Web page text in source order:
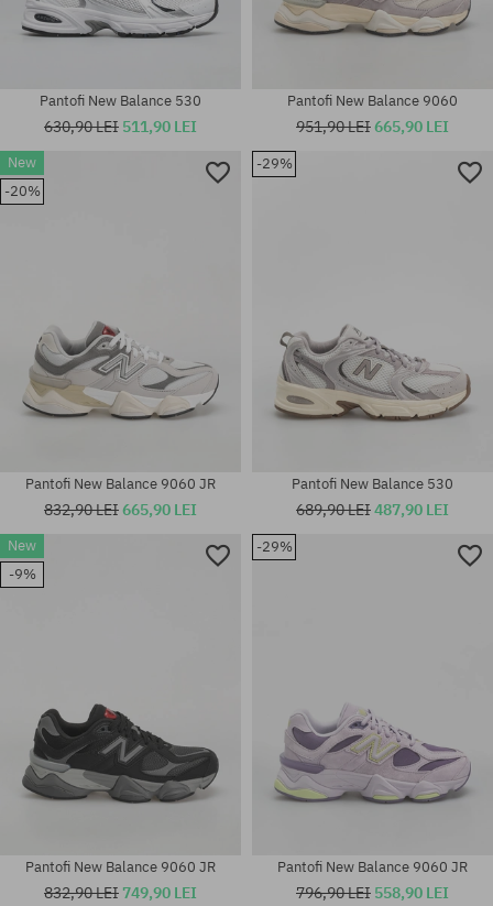
Mărimi existente:
37; 37.5; 38; 39.5; 40; 40.5;
Mărimi existente:
Mărimi existente:
36; 37; 37.5; 38; 38.5; 39.5; 40;
Pantofi New Balance 530
630,90 LEI 511,90 LEI
Pantofi New Balance 9060
951,90 LEI665,90 LEI
New
-20%
Pantofi New Balance 9060 JR
832,90 LEI665,90 LEI
-29%
Pantofi New Balance 530
689,90 LEI487,90 LEI
New
-9%
Pantofi New Balance 9060 JR
832,90 LEI 749,90 LEI
-29%
Pantofi New Balance 9060 JR
796,90 LEI 558,90 LEI